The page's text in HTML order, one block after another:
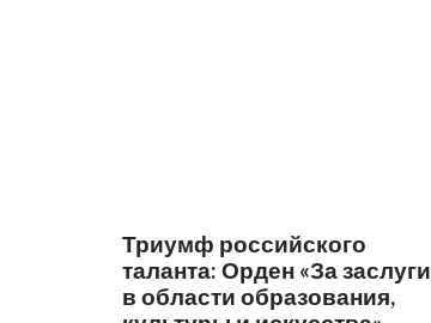
Триумф российского
таланта: Орден «За заслуги
в области образования,